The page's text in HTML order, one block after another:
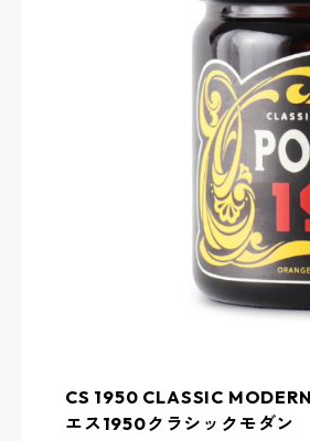
CS 1950 CLASSIC
エス1950クラシックモダン